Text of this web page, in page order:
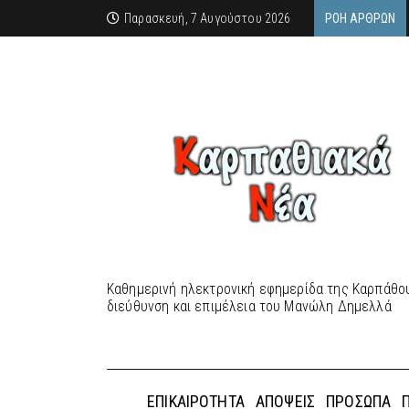
Παρασκευή, 7 Αυγούστου 2026 ΡΟΉ ΆΡΘΡΩΝ
Καθημερινή ηλεκτρονική εφημερίδα της
διεύθυνση και επιμέλεια του Μανώλη Δημελλά
ΕΠΙΚΑΙΡΌΤΗΤΑ ΑΠΌΨΕΙΣ ΠΡΌΣΩΠΑ